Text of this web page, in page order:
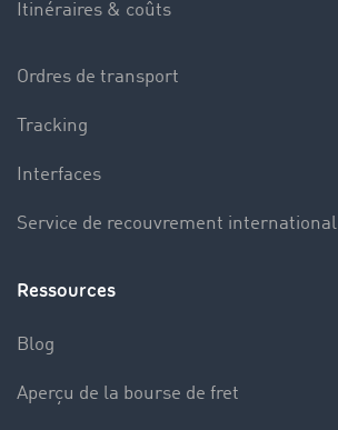
Itinéraires & coûts
Ordres de transport
Tracking
Interfaces
Service de recouvrement international
Ressources
Blog
Aperçu de la bourse de fret